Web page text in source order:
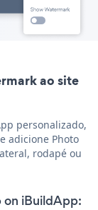
ao site
personalizado,
adicione Photo
rodapé ou
on iBuildApp: